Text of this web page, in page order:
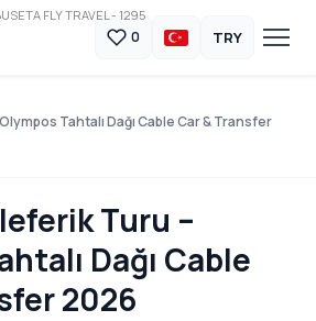
FLY TRAVEL - 1295
0 TRY
Tahtalı Dağı Cable Car & Transfer
Turu –
Dağı Cable
2026